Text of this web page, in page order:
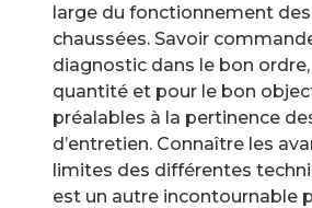
large du fonctionnement
chaussées. Savoir
diagnostic dans le bon
quantité et pour le bon
préalables à la pertinence
d’entretien. Connaître les
limites des différentes
est un autre incontournable